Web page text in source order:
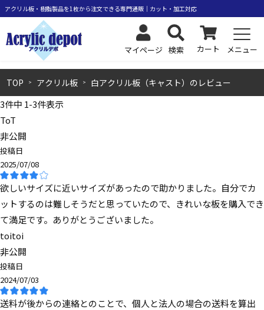
マイページ 検索 カート メニュー
TOP アクリル板 白アクリル板（キャスト）のレビュー
3件中 1-3件表示
ToT
非公開
投稿日
2025/07/08
欲しいサイズに近いサイズがあったので助かりました。自分でカ
ットするのは難しそうだと思っていたので、きれいな板を購入でき
て満足です。ありがとうございました。
toitoi
非公開
投稿日
2024/07/03
送料が後からの連絡とのことで、個人と法人の場合の送料を算出